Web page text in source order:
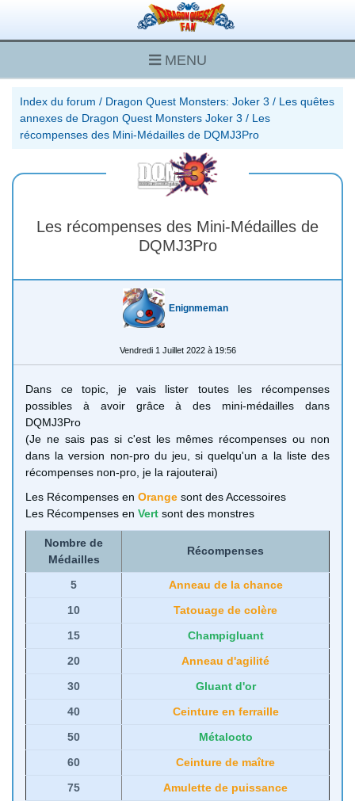
MENU
Index du forum / Dragon Quest Monsters: Joker 3 / Les quêtes
annexes de Dragon Quest Monsters Joker 3 / Les
récompenses des Mini-Médailles de DQMJ3Pro
Les récompenses des Mini-Médailles de
DQMJ3Pro
Enignmeman
Vendredi 1 Juillet 2022 à 19:56
Dans ce topic, je vais lister toutes les récompenses
possibles à avoir grâce à des mini-médailles dans
DQMJ3Pro
(Je ne sais pas si c'est les mêmes récompenses ou non
dans la version non-pro du jeu, si quelqu'un a la liste des
récompenses non-pro, je la rajouterai)
Les Récompenses en Orange sont des Accessoires
Les Récompenses en Vert sont des monstres
Nombre de
Médailles
Récompenses
5
Anneau de la chance
10
Tatouage de colère
15
Champigluant
20
Anneau d'agilité
30
Gluant d'or
40
Ceinture en ferraille
50
Métalocto
60
Ceinture de maître
75
Amulette de puissance